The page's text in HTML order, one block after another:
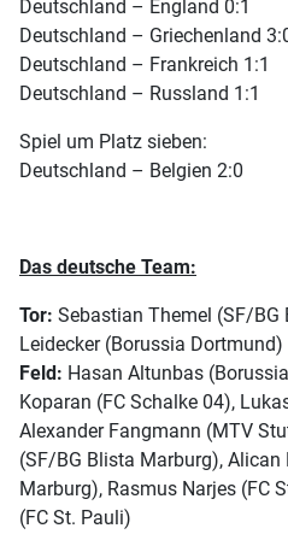
Deutschland – England 0:1
Deutschland – Griechenland
Deutschland – Frankreich 1:1
Deutschland – Russland 1:1
Spiel um Platz sieben:
Deutschland – Belgien 2:0
Das deutsche Team:
Tor: Sebastian Themel (SF/
Leidecker (Borussia Dortmund)
Feld: Hasan Altunbas
Koparan (FC Schalke 04),
Alexander Fangmann (MTV
(SF/BG Blista Marburg), Alican
Marburg), Rasmus Narjes (FC
(FC St. Pauli)